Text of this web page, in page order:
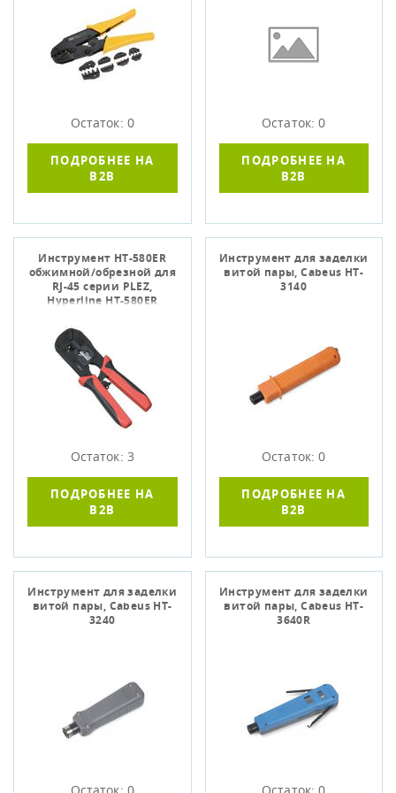
Остаток: 0
ПОДРОБНЕЕ НА
B2B
Остаток: 0
ПОДРОБНЕЕ НА
B2B
Инструмент HT-580ER
обжимной/обрезной для
RJ-45 серии PLEZ,
Hyperline HT-580ER
Остаток: 3
ПОДРОБНЕЕ НА
B2B
Инструмент для заделки
витой пары, Cabeus HT-
3140
Остаток: 0
ПОДРОБНЕЕ НА
B2B
Инструмент для заделки
витой пары, Cabeus HT-
3240
Инструмент для заделки
витой пары, Cabeus HT-
3640R